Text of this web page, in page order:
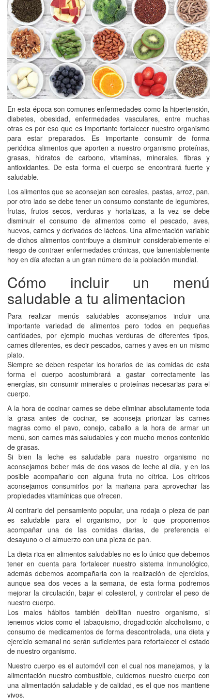
En esta época son comunes enfermedades como la hipertensión,
diabetes, obesidad, enfermedades vasculares, entre muchas
otras es por eso que es importante fortalecer nuestro organismo
para estar preparados. Es importante consumir de forma
periódica alimentos que aporten a nuestro organismo proteínas,
grasas, hidratos de carbono, vitaminas, minerales, fibras y
antioxidantes. De esta forma el cuerpo se encontrará fuerte y
saludable.
Los alimentos que se aconsejan son cereales, pastas, arroz, pan,
por otro lado se debe tener un consumo constante de legumbres,
frutas, frutos secos, verduras y hortalizas, a la vez se debe
disminuir el consumo de alimentos como el pescado, aves,
huevos, carnes y derivados de lácteos. Una alimentación variable
de dichos alimentos contribuye a disminuir considerablemente el
riesgo de contraer enfermedades crónicas, que lamentablemente
hoy en día afectan a un gran número de la población mundial.
Cómo incluir un menú
saludable a tu alimentacion
Para realizar menús saludables aconsejamos incluir una
importante variedad de alimentos pero todos en pequeñas
cantidades, por ejemplo muchas verduras de diferentes tipos,
carnes diferentes, es decir pescados, carnes y aves en un mismo
plato.
Siempre se deben respetar los horarios de las comidas de esta
forma el cuerpo acostumbrará a gastar correctamente las
energías, sin consumir minerales o proteínas necesarias para el
cuerpo.
A la hora de cocinar carnes se debe eliminar absolutamente toda
la grasa antes de cocinar, se aconseja priorizar las carnes
magras como el pavo, conejo, caballo a la hora de armar un
menú, son carnes más saludables y con mucho menos contenido
de grasas.
Si bien la leche es saludable para nuestro organismo no
aconsejamos beber más de dos vasos de leche al día, y en los
posible acompañarlo con alguna fruta no cítrica. Los cítricos
aconsejamos consumirlos por la mañana para aprovechar las
propiedades vitamínicas que ofrecen.
Al contrario del pensamiento popular, una rodaja o pieza de pan
es saludable para el organismo, por lo que proponemos
acompañar una de las comidas diarias, de preferencia el
desayuno o el almuerzo con una pieza de pan.
La dieta rica en alimentos saludables no es lo único que debemos
tener en cuenta para fortalecer nuestro sistema inmunológico,
además debemos acompañarla con la realización de ejercicios,
aunque sea dos veces a la semana, de esta forma podremos
mejorar la circulación, bajar el colesterol, y controlar el peso de
nuestro cuerpo.
Los malos hábitos también debilitan nuestro organismo, si
tenemos vicios como el tabaquismo, drogadicción alcoholismo, o
consumo de medicamentos de forma descontrolada, una dieta y
ejercicio semanal no serán suficientes para refortalecer el estado
de nuestro organismo.
Nuestro cuerpo es el automóvil con el cual nos manejamos, y la
alimentación nuestro combustible, cuidemos nuestro cuerpo con
una alimentación saludable y de calidad, es el que nos mantiene
vivos.